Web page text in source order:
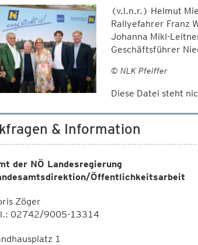
(v.l.n.r.) Helmut
Rallyefahrer Franz
Johanna Mikl-
Geschäftsführer
© NLK Pfeiffer
Diese Datei steht
& Information
der NÖ Landesregierung
Öffentlichkeitsarbeit
Zöger
02742/9005-13314
1